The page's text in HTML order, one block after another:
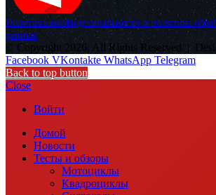
Политика конфиденциальности и политика
данных
© Copyright 2026, All Rights Reserved |
Facebook VKontakte WhatsApp Telegram
Back to top button
Close
Войти
Домой
Новости
Тесты и обзоры
Мотоциклы
Квадроциклы